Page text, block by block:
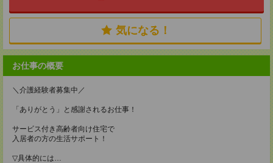
気になる！
お仕事の概要
＼介護経験者募集中／
「ありがとう」と感謝されるお仕事！
サービス付き高齢者向け住宅で
入居者の方の生活サポート！
▽具体的には…